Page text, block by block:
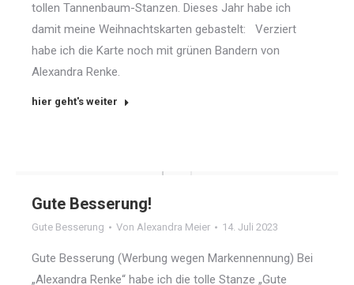
tollen Tannenbaum-Stanzen. Dieses Jahr habe ich
damit meine Weihnachtskarten gebastelt: Verziert
habe ich die Karte noch mit grünen Bandern von
Alexandra Renke.
hier geht's weiter
Gute Besserung!
Gute Besserung Von Alexandra Meier 14. Juli 2023
Gute Besserung (Werbung wegen Markennennung) Bei
„Alexandra Renke“ habe ich die tolle Stanze „Gute